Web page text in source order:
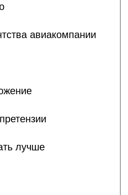
авиакомпании
лучше